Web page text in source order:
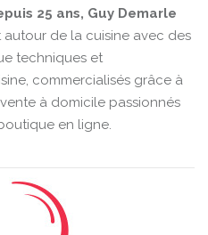
25 ans, Guy Demarle
de la cuisine avec des
techniques et
commercialisés grâce à
à domicile passionnés
en ligne.